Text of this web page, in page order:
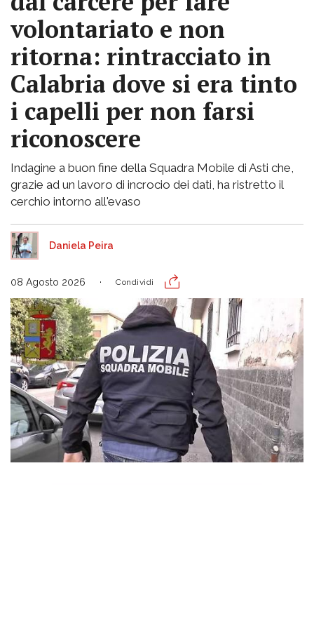
volontariato e non
ritorna: rintracciato in
Calabria dove si era tinto
i capelli per non farsi
riconoscere
Indagine a buon fine della Squadra Mobile di Asti che,
grazie ad un lavoro di incrocio dei dati, ha ristretto il
cerchio intorno all'evaso
Daniela Peira
08 Agosto 2026 Condividi